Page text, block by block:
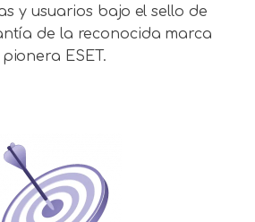
y usuarios bajo el sello de
de la reconocida marca
pionera ESET.